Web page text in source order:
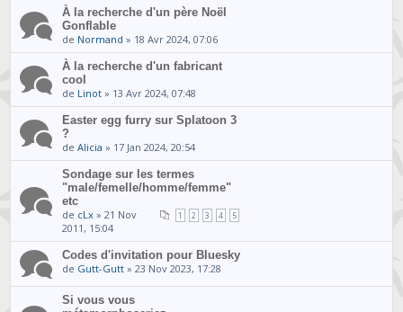
À la recherche d'un père Noël
Gonflable
de Normand » 18 Avr 2024, 07:06
À la recherche d'un fabricant
cool
de Linot » 13 Avr 2024, 07:48
Easter egg furry sur Splatoon 3
?
deAlicia » 17 Jan 2024, 20:54
Sondage sur les termes
"male/femelle/homme/femme"
etc
1 2 3 4 5
de cLx » 21 Nov
2011, 15:04
Codes d'invitation pour Bluesky
de Gutt-Gutt » 23 Nov 2023, 17:28
Si vous vous